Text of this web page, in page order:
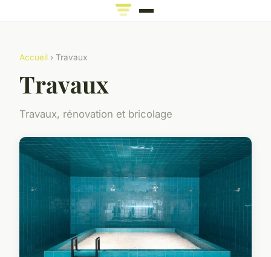
Accueil › Travaux
Travaux
Travaux, rénovation et bricolage